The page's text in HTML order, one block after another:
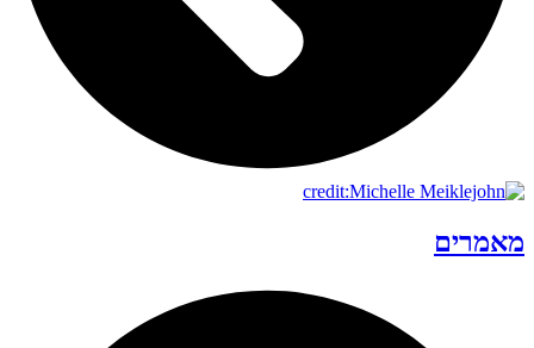
מאמרים